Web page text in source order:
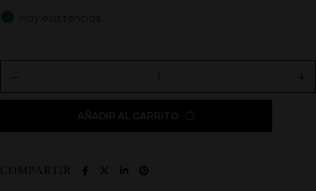
AÑADIR AL CARRITO
COMPARTIR